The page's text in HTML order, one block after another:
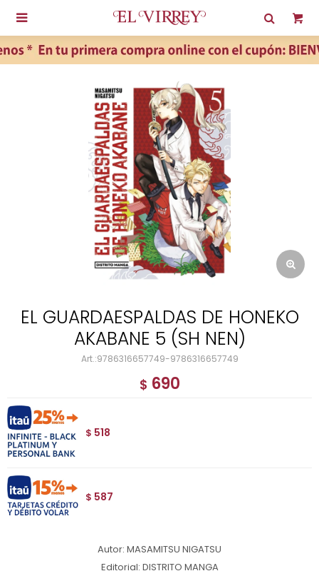

EL GUARDAESPALDAS DE HONEKO
AKABANE 5 (SH NEN)
9786316657749-9786316657749
$ 690
$ 518
$ 587
Autor: MASAMITSU NIGATSU
Editorial: DISTRITO MANGA